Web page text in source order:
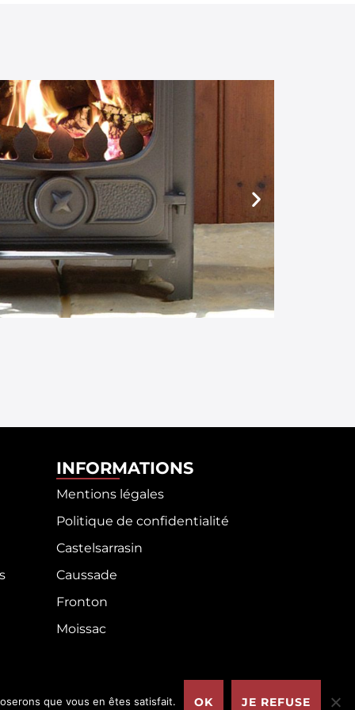
INFORMATIONS
Mentions légales
Politique de confidentialité
Castelsarrasin
Caussade
Fronton
Moissac
que vous en êtes satisfait. OK JE REFUSE